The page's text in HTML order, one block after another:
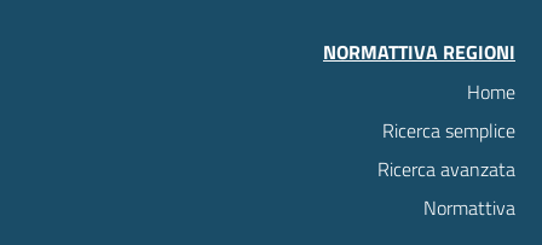
NORMATTIVA REGIONI
Home
Ricerca semplice
Ricerca avanzata
Normattiva